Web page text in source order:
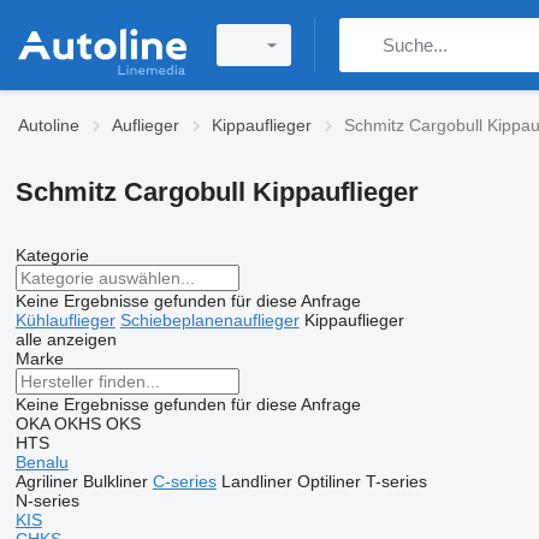
Autoline Auflieger Kippauflieger Schmitz Cargobull
Schmitz Cargobull Kippauflieger
Kategorie
Keine Ergebnisse gefunden für diese Anfrage
Kühlauflieger Schiebeplanenauflieger Kippauflieger
alle anzeigen
Marke
Keine Ergebnisse gefunden für diese Anfrage
OKA OKHS OKS
HTS
Benalu
Agriliner Bulkliner C-series Landliner Optiliner T-series
N-series
KIS